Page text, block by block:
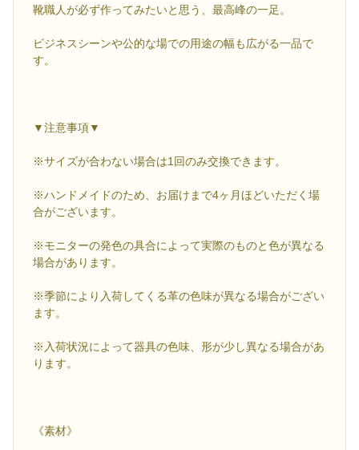
靴職人が必ず作ってみたいと思う、最高峰の一足。
ビジネスシーンや公的な場での用途の幅も広がる一品で
す。
▼注意事項▼
※サイズが合わない場合は1回のみ交換できます。
※ハンドメイドのため、お届けまで4ヶ月ほどいただく場
合がございます。
※モニターの発色の具合によって実際のものと色が異なる
場合があります。
※季節により入荷してくる革の色味が異なる場合がござい
ます。
※入荷状況によって器具の色味、形が少し異なる場合があ
ります。
《素材》